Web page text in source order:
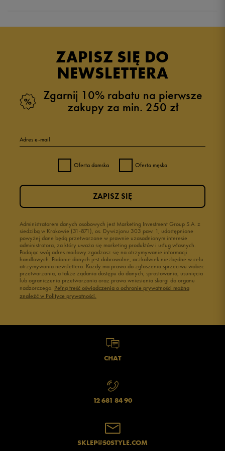
ZAPISZ SIĘ DO
NEWSLETTERA
Zgarnij 10% rabatu na pierwsze
zakupy za min. 250 zł
Adres e-mail
Oferta damska Oferta męska
Administratorem danych osobowych jest Marketing Investment Group S.A. z
siedzibą w Krakowie (31-871), os. Dywizjonu 303 paw. 1, udostępnione
powyżej dane będą przetwarzane w prawnie uzasadnionym interesie
administratora, za który uważa się marketing produktów i usług własnych.
Podając swój adres mailowy zgadzasz się na otrzymywanie informacji
handlowych. Podanie danych jest dobrowolne, aczkolwiek niezbędne w celu
otrzymywania newslettera. Każdy ma prawo do zgłoszenia sprzeciwu wobec
przetwarzania, a także żądania dostępu do danych, sprostowania, usunięcia
lub ograniczenia przetwarzania oraz prawo wniesienia skargi do organu
nadzorczego. Pełną treść oświadczenia o ochronie prywatności można
znaleźć w Polityce prywatności.
ZAPISZ SIĘ
CHAT
12 681 84 90
SKLEP@50STYLE.COM